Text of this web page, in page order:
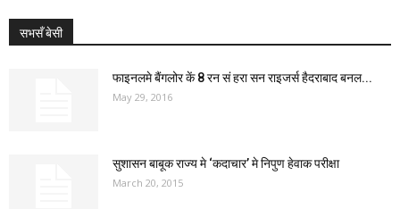
सभसँ बेसी
फाइनलमे बैंगलोर कें 8 रन सं हरा सन राइजर्स हैदराबाद बनल...
May 29, 2016
सुशासन बाबूक राज्य मे ‘कदाचार’ मे निपुण हेवाक परीक्षा
March 20, 2015